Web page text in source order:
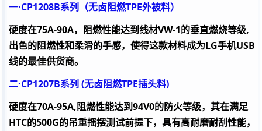
一·CP1208B系列（无卤阻燃TPE外被料）
硬度在75A-90A，阻燃性能达到线材VW-1的垂直燃烧等级,
出色的阻燃性和柔滑的手感，使得这款材料成为LG手机USB
线的最佳供货商。
二·CP1207B系列 (无卤阻燃TPE插头料)
硬度在70A-95A,阻燃性能达到94V0的防火等级，其在满足
HTC的500G的吊重摇摆测试前提下，具有高耐磨耐刮性能，